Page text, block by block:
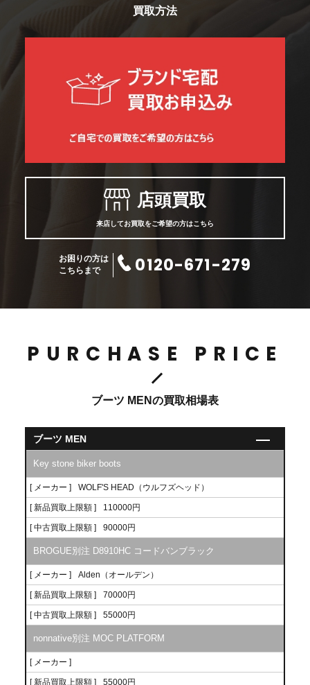
買取方法
店頭買取
来店してお買取をご希望の方はこちら
お困りの方は
こちらまで
0120-671-279
PURCHASE PRICE
ブーツ MENの買取相場表
ブーツ MEN
Key stone biker boots
[ メーカー ] WOLF'S HEAD（ウルフズヘッド）
[ 新品買取上限額 ] 110000円
[ 中古買取上限額 ] 90000円
BROGUE別注 D8910HC コードバンブラック
[ メーカー ] Alden（オールデン）
[ 新品買取上限額 ] 70000円
[ 中古買取上限額 ] 55000円
nonnative別注 MOC PLATFORM
[ メーカー ]
[ 新品買取上限額 ] 55000円